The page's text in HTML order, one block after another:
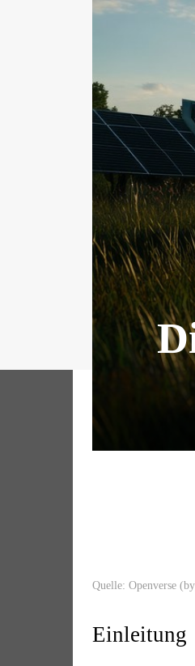
Quelle: Openverse
Einleitung